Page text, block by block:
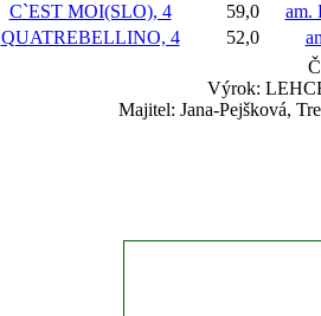
C`EST MOI(SLO), 4 59,0
am.
QUATREBELLINO, 4 52,0
Výrok:
Majitel: Jana-Pejšková,